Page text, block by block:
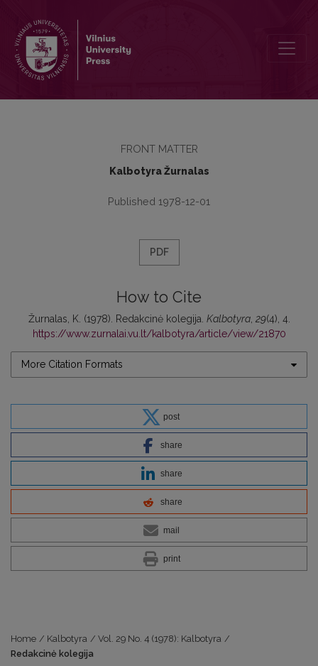
FRONT MATTER
Kalbotyra Žurnalas
Published 1978-12-01
PDF
How to Cite
Žurnalas, K. (1978). Redakcinė kolegija. Kalbotyra, 29(4), 4.
https://www.zurnalai.vu.lt/kalbotyra/article/view/21870
More Citation Formats
post
share
share
share
mail
print
Home / Kalbotyra / Vol. 29 No. 4 (1978): Kalbotyra /
Redakcinė kolegija